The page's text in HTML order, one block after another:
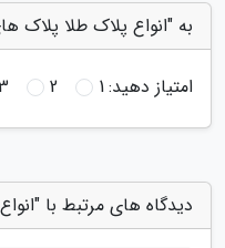
به "انواع پلاک طلا پلاک
امتیاز دهید:1
2
دیدگاه های مرتبط با